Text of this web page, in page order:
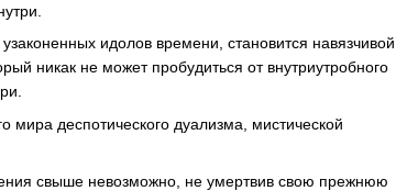
идолов времени, становится навязчивой
никак не может пробудиться от внутриутробного
мира деспотического дуализма, мистической
свыше невозможно, не умертвив свою прежнюю